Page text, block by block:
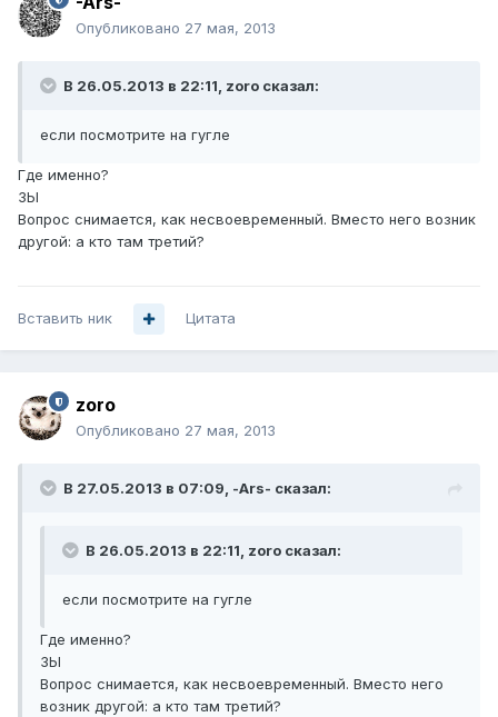
Опубликовано 27 мая, 2013
В 26.05.2013 в 22:11, zoro сказал:
если посмотрите на гугле
Где именно?
ЗЫ
Вопрос снимается, как несвоевременный. Вместо него возник
другой: а кто там третий?
Вставить ник Цитата
zoro
Опубликовано 27 мая, 2013
В 27.05.2013 в 07:09, -Ars- сказал:
В 26.05.2013 в 22:11, zoro сказал:
если посмотрите на гугле
Где именно?
ЗЫ
Вопрос снимается, как несвоевременный. Вместо него
возник другой: а кто там третий?